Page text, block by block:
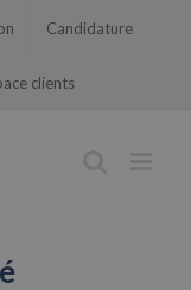
Candidature
clients